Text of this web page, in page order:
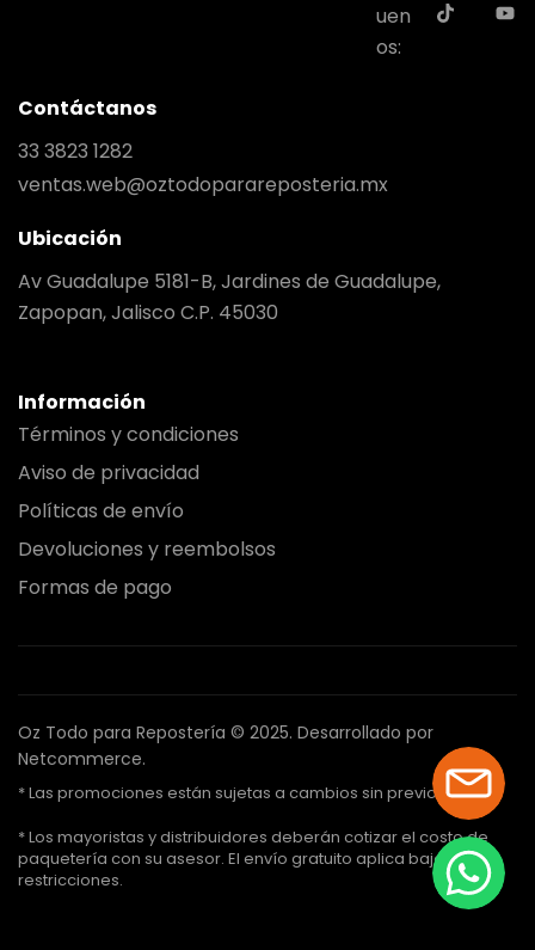
uen
os:
Contáctanos
33 3823 1282
ventas.web@oztodoparareposteria.mx
Ubicación
Av Guadalupe 5181-B, Jardines de Guadalupe,
Zapopan, Jalisco C.P. 45030
Información
Términos y condiciones
Aviso de privacidad
Políticas de envío
Devoluciones y reembolsos
Formas de pago
Oz Todo para Repostería © 2025. Desarrollado por
Netcommerce.
* Las promociones están sujetas a cambios sin previo aviso.
* Los mayoristas y distribuidores deberán cotizar el costo de
paquetería con su asesor. El envío gratuito aplica bajo ciertas
restricciones.